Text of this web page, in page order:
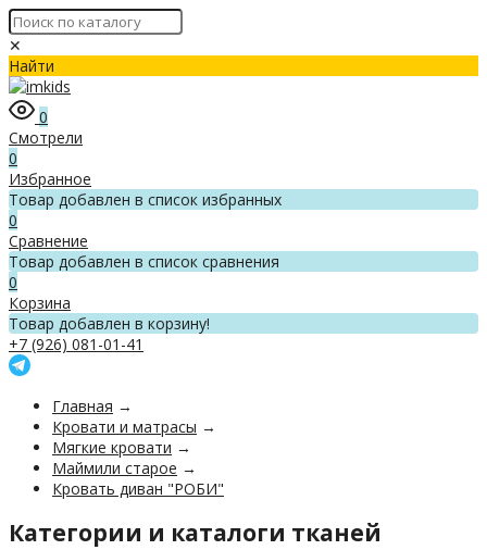
✕
Найти
0
Смотрели
0
Избранное
Товар добавлен в список избранных
0
Сравнение
Товар добавлен в список сравнения
0
Корзина
Товар добавлен в корзину!
+7 (926) 081-01-41
Главная →
Кровати и матрасы →
Мягкие кровати →
Маймили старое →
Кровать диван "РОБИ"
Категории и каталоги тканей